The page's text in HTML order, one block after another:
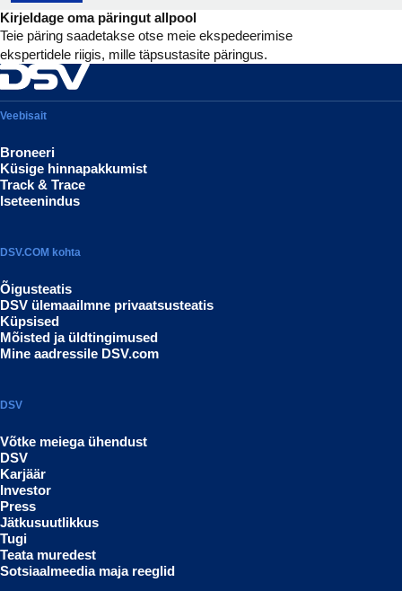
Kirjeldage oma päringut allpool
Teie päring saadetakse otse meie ekspedeerimise
ekspertidele riigis, mille täpsustasite päringus.
Veebisait
Broneeri
Küsige hinnapakkumist
Track & Trace
Iseteenindus
DSV.COM kohta
Õigusteatis
DSV ülemaailmne privaatsusteatis
Küpsised
Mõisted ja üldtingimused
Mine aadressile DSV.com
DSV
Võtke meiega ühendust
DSV
Karjäär
Investor
Press
Jätkusuutlikkus
Tugi
Teata muredest
Sotsiaalmeedia maja reeglid